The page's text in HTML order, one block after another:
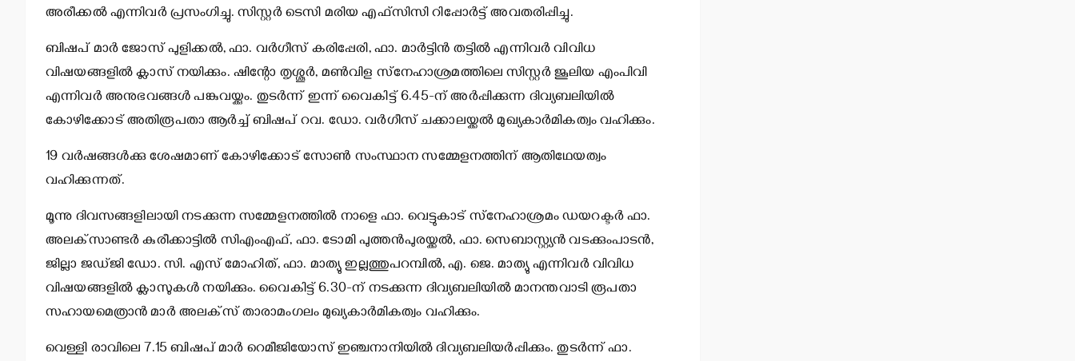
അരീക്കല്‍ എന്നിവര്‍ പ്രസംഗിച്ചു. സിസ്റ്റര്‍ ടെസി മരിയ എഫ്‌സിസി റിപ്പോര്‍ട്ട് അവതരിപ്പിച്ചു.
ബിഷപ് മാര്‍ ജോസ് പുളിക്കല്‍, ഫാ. വര്‍ഗീസ് കരിപ്പേരി, ഫാ. മാര്‍ട്ടിന്‍ തട്ടില്‍ എന്നിവര്‍ വിവിധ
വിഷയങ്ങളില്‍ ക്ലാസ് നയിക്കും. ഷിന്റോ തൃശ്ശൂര്‍, മണ്‍വിള സ്‌നേഹാശ്രമത്തിലെ സിസ്റ്റര്‍ ജൂലിയ എംപിവി
എന്നിവര്‍ അനുഭവങ്ങള്‍ പങ്കുവയ്ക്കും. തുടര്‍ന്ന് ഇന്ന് വൈകിട്ട് 6.45-ന് അര്‍പ്പിക്കുന്ന ദിവ്യബലിയില്‍
കോഴിക്കോട് അതിരൂപതാ ആര്‍ച്ച് ബിഷപ് റവ. ഡോ. വര്‍ഗീസ് ചക്കാലയ്ക്കല്‍ മുഖ്യകാര്‍മികത്വം വഹിക്കും.
19 വര്‍ഷങ്ങള്‍ക്കു ശേഷമാണ് കോഴിക്കോട് സോണ്‍ സംസ്ഥാന സമ്മേളനത്തിന് ആതിഥേയത്വം
വഹിക്കുന്നത്.
മൂന്നു ദിവസങ്ങളിലായി നടക്കുന്ന സമ്മേളനത്തില്‍ നാളെ ഫാ. വെട്ടുകാട് സ്‌നേഹാശ്രമം ഡയറക്ടര്‍ ഫാ.
അലക്‌സാണ്ടര്‍ കുരീക്കാട്ടില്‍ സിഎംഎഫ്, ഫാ. ടോമി പുത്തന്‍പുരയ്ക്കല്‍, ഫാ. സെബാസ്റ്റ്യന്‍ വടക്കുംപാടന്‍,
ജില്ലാ ജഡ്ജി ഡോ. സി. എസ് മോഹിത്, ഫാ. മാത്യു ഇല്ലത്തുപറമ്പില്‍, എ. ജെ. മാത്യു എന്നിവര്‍ വിവിധ
വിഷയങ്ങളില്‍ ക്ലാസുകള്‍ നയിക്കും. വൈകിട്ട് 6.30-ന് നടക്കുന്ന ദിവ്യബലിയില്‍ മാനന്തവാടി രൂപതാ
സഹായമെത്രാന്‍ മാര്‍ അലക്‌സ് താരാമംഗലം മുഖ്യകാര്‍മികത്വം വഹിക്കും.
വെള്ളി രാവിലെ 7.15 ബിഷപ് മാര്‍ റെമീജിയോസ് ഇഞ്ചനാനിയില്‍ ദിവ്യബലിയര്‍പ്പിക്കും. തുടര്‍ന്ന് ഫാ.